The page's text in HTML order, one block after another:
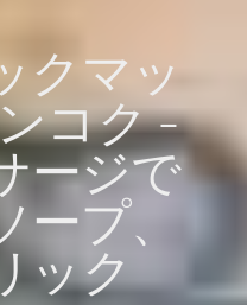
クマッ
コク -
ージで
プ、
ック